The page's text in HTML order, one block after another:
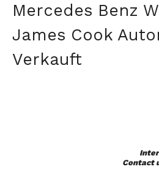
Mercedes Benz
James Cook
Verkauft
Contact